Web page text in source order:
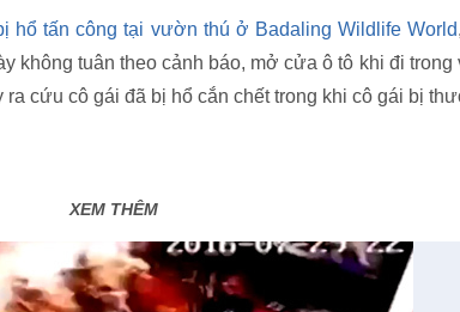
hổ tấn công tại vườn thú ở Badaling Wildlife World
không tuân theo cảnh báo, mở cửa ô tô khi đi trong
cứu cô gái đã bị hổ cắn chết trong khi cô gái bị
XEM THÊM